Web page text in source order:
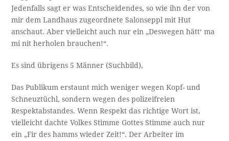
Jedenfalls sagt er was Entscheidendes, so wie ihn der von
mir dem Landhaus zugeordnete Salonseppl mit Hut
anschaut. Aber vielleicht auch nur ein „Deswegen hätt‘ ma
mi nit herholen brauchen!“.
Es sind übrigens 5 Männer (Suchbild),
Das Publikum erstaunt mich weniger wegen Kopf- und
Schneuztüchl, sondern wegen des polizeifreien
Respektabstandes. Wenn Respekt das richtige Wort ist,
vielleicht dachte Volkes Stimme Gottes Stimme auch nur
ein „Fir des hamms wieder Zeit!“. Der Arbeiter im